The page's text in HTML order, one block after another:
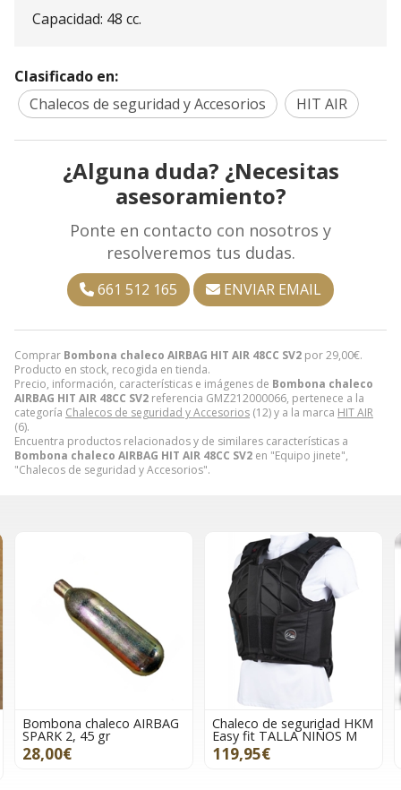
Comprar Bombona chaleco AIRBAG HIT AIR 48CC SV2 por29,00€.
Producto en stock, recogida en tienda.
Precio, información, características e imágenes de Bombona chaleco
AIRBAG HIT AIR 48CC SV2 referencia GMZ212000066, pertenece a la
categoría Chalecos de seguridad y Accesorios (12) y a la marca HIT AIR
(6).
Encuentra productos relacionados y de similares características a
Bombona chaleco AIRBAG HIT AIR 48CC SV2 en "Equipo jinete",
"Chalecos de seguridad y Accesorios".
Capacidad: 48 cc.
Clasificado en:
Chalecos de seguridad y Accesorios
HIT AIR
¿Alguna duda? ¿Necesitas
asesoramiento?
Ponte en contacto con nosotros y
resolveremos tus dudas.
661 512 165 ENVIAR EMAIL
AIRBAG Chaleco de seguridad HKM
Easy fit TALLA NIÑOS M
Chaleco HIT
talla M